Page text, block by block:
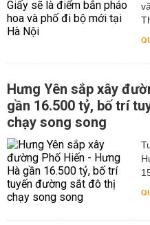
Hưng Yên sắp xây
gần 16.500 tỷ, bố trí
chạy song song